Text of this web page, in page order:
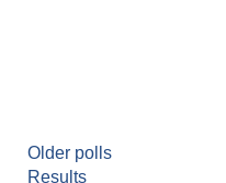
Older polls
Results